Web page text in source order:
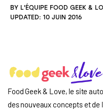
Food’Life
BY L'ÉQUIPE FOOD GEEK &
UPDATED: 10 JUIN 2016
Food Geek & Love, le site
des nouveaux concepts et de